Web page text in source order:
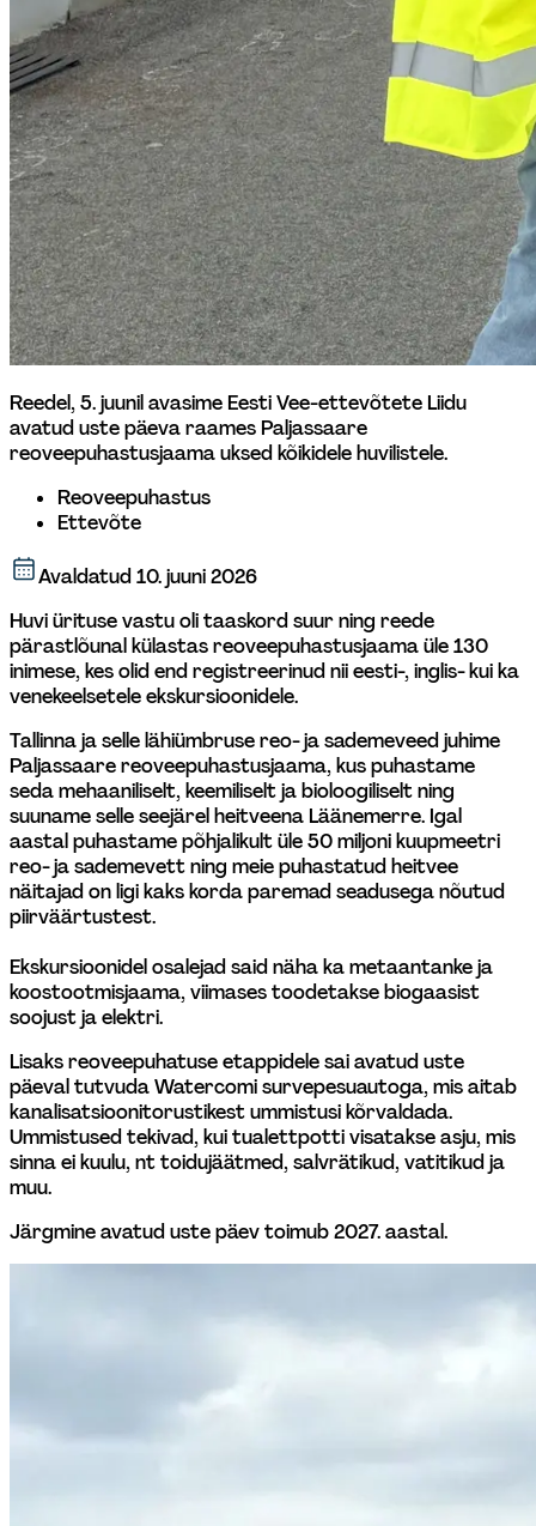
Reedel, 5. juunil avasime Eesti Vee-ettevõtete Liidu
avatud uste päeva raames Paljassaare
reoveepuhastusjaama uksed kõikidele huvilistele.
Reoveepuhastus
Ettevõte
Avaldatud10. juuni 2026
Huvi ürituse vastu oli taaskord suur ning reede
pärastlõunal külastas reoveepuhastusjaama üle 130
inimese, kes olid end registreerinud nii eesti-, inglis- kui ka
venekeelsetele ekskursioonidele.
Tallinna ja selle lähiümbruse reo- ja sademeveed juhime
Paljassaare reoveepuhastusjaama, kus puhastame
seda mehaaniliselt, keemiliselt ja bioloogiliselt ning
suuname selle seejärel heitveena Läänemerre. Igal
aastal puhastame põhjalikult üle 50 miljoni kuupmeetri
reo- ja sademevett ning meie puhastatud heitvee
näitajad on ligi kaks korda paremad seadusega nõutud
piirväärtustest.
Ekskursioonidel osalejad said näha ka metaantanke ja
koostootmisjaama, viimases toodetakse biogaasist
soojust ja elektri.
Lisaks reoveepuhatuse etappidele sai avatud uste
päeval tutvuda Watercomi survepesuautoga, mis aitab
kanalisatsioonitorustikest ummistusi kõrvaldada.
Ummistused tekivad, kui tualettpotti visatakse asju, mis
sinna ei kuulu, nt toidujäätmed, salvrätikud, vatitikud ja
muu.
Järgmine avatud uste päev toimub 2027. aastal.